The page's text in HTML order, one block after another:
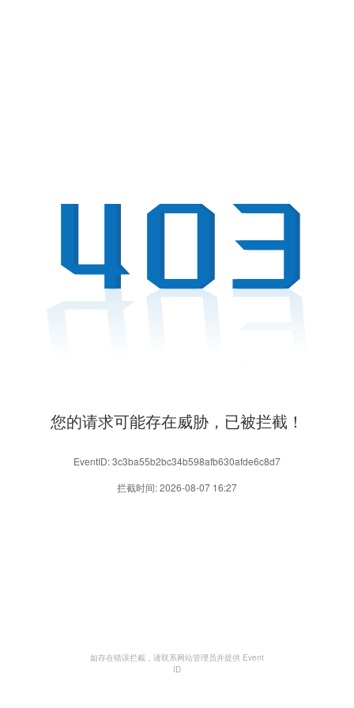
您的请求可能存在威胁，已被拦截！
EventID: 3c3ba55b2bc34b598afb630afde6c8d7
拦截时间: 2026-08-07 16:27
如存在错误拦截，请联系网站管理员并提供 Event
ID